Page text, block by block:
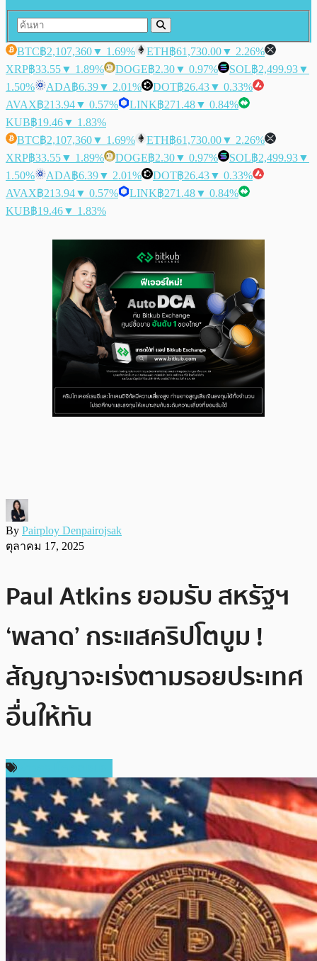
BTC฿2,107,360▼ 1.69% ETH฿61,730.00▼ 2.26%
XRP฿33.55▼ 1.89% DOGE฿2.30▼ 0.97% SOL฿2,499.93▼
1.50%
ADA฿6.39▼ 2.01% DOT฿26.43▼ 0.33%
AVAX฿213.94▼ 0.57% LINK฿271.48▼ 0.84%
KUB฿19.46▼ 1.83%
BTC฿2,107,360▼ 1.69% ETH฿61,730.00▼ 2.26%
XRP฿33.55▼ 1.89% DOGE฿2.30▼ 0.97% SOL฿2,499.93▼
1.50%
ADA฿6.39▼ 2.01% DOT฿26.43▼ 0.33%
AVAX฿213.94▼ 0.57% LINK฿271.48▼ 0.84%
KUB฿19.46▼ 1.83%
By Pairploy Denpairojsak
ตุลาคม 17, 2025
Paul Atkins ยอมรับ สหรัฐฯ
‘พลาด’ กระแสคริปโตบูม !
สัญญาจะเร่งตามรอยประเทศ
อื่นให้ทัน